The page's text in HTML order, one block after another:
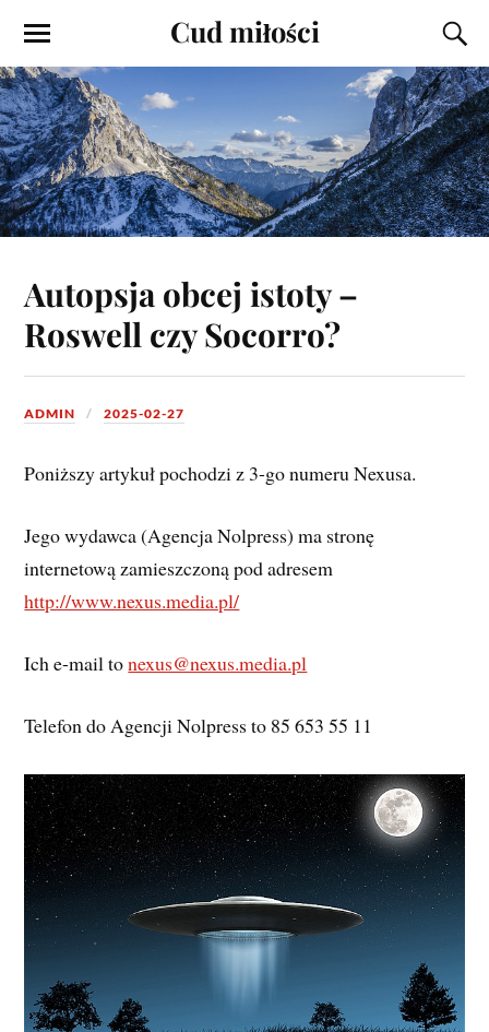
Cud miłości
Autopsja obcej istoty –
Roswell czy Socorro?
ADMIN 2025-02-27
Poniższy artykuł pochodzi z 3-go numeru Nexusa.
Jego wydawca (Agencja Nolpress) ma stronę
internetową zamieszczoną pod adresem
http://www.nexus.media.pl/
Ich e-mail tonexus@nexus.media.pl
Telefon do Agencji Nolpress to 85 653 55 11